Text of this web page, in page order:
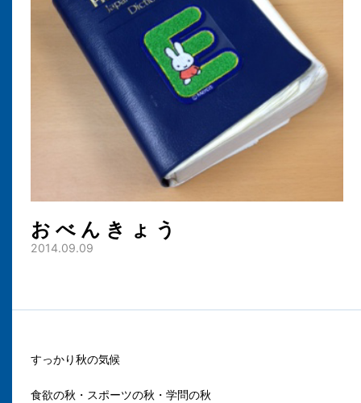
お べ ん き ょ う
2014.09.09
すっかり秋の気候
食欲の秋・スポーツの秋・学問の秋